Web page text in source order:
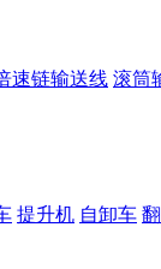
速链输送线 滚筒
提升机 自卸车